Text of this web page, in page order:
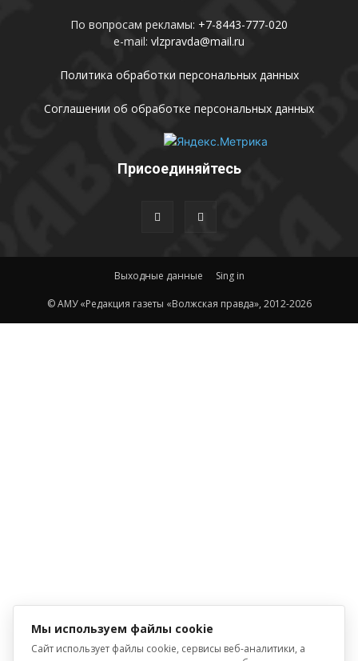
По вопросам рекламы: +7-8443-777-020
e-mail: vlzpravda@mail.ru
Политика обработки персональных данных
Соглашении об обработке персональных данных
Присоединяйтесь
Выходные данные Sing in
© АМУ «Редакция газеты «Волжская правда», 2012-2026
Мы используем файлы cookie
Сайт использует файлы cookie, сервисы веб-аналитики, а